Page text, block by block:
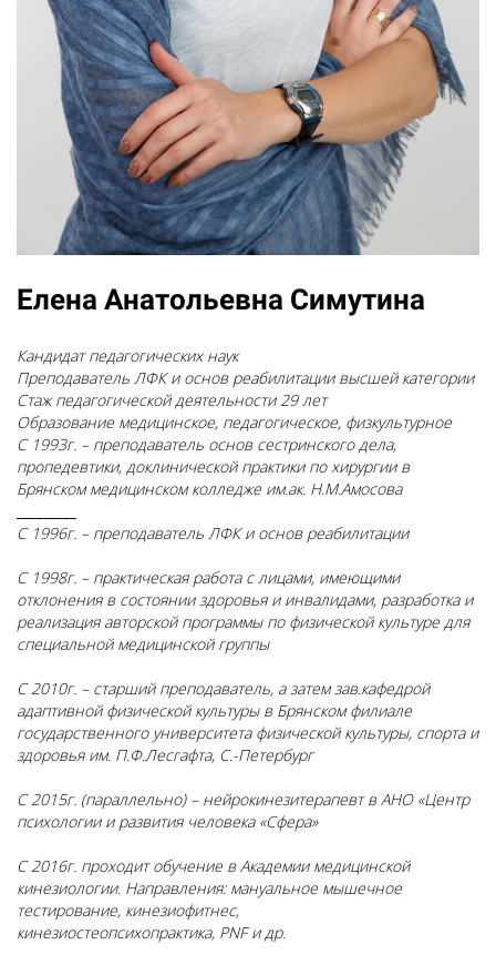
Елена Анатольевна Симутина
Кандидат педагогических наук
Преподаватель ЛФК и основ реабилитации высшей категории
Стаж педагогической деятельности 29 лет
Образование медицинское, педагогическое, физкультурное
С 1993г. – преподаватель основ сестринского дела,
пропедевтики, доклинической практики по хирургии в
Брянском медицинском колледже им.ак. Н.М.Амосова
С 1996г. – преподаватель ЛФК и основ реабилитации
С 1998г. – практическая работа с лицами, имеющими
отклонения в состоянии здоровья и инвалидами, разработка и
реализация авторской программы по физической культуре для
специальной медицинской группы
С 2010г. – старший преподаватель, а затем зав.кафедрой
адаптивной физической культуры в Брянском филиале
государственного университета физической культуры, спорта и
здоровья им. П.Ф.Лесгафта, С.-Петербург
С 2015г. (параллельно) – нейрокинезитерапевт в АНО «Центр
психологии и развития человека «Сфера»
С 2016г. проходит обучение в Академии медицинской
кинезиологии. Направления: мануальное мышечное
тестирование, кинезиофитнес,
кинезиостеопсихопрактика, PNF и др.